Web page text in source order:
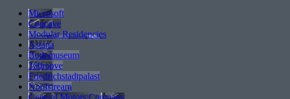
Microsoft
Concave
Modular Residencies
Astana
Bodemuseum
360move
Friedrichstadtpalast
Nordstream